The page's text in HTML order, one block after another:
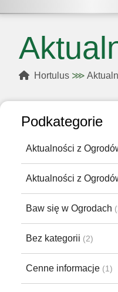
Hortulus ⋙
Podkategorie
Aktualności z
Aktualności z
Baw się w Ogrodach
Bez kategorii (2)
Cenne informacje (1)